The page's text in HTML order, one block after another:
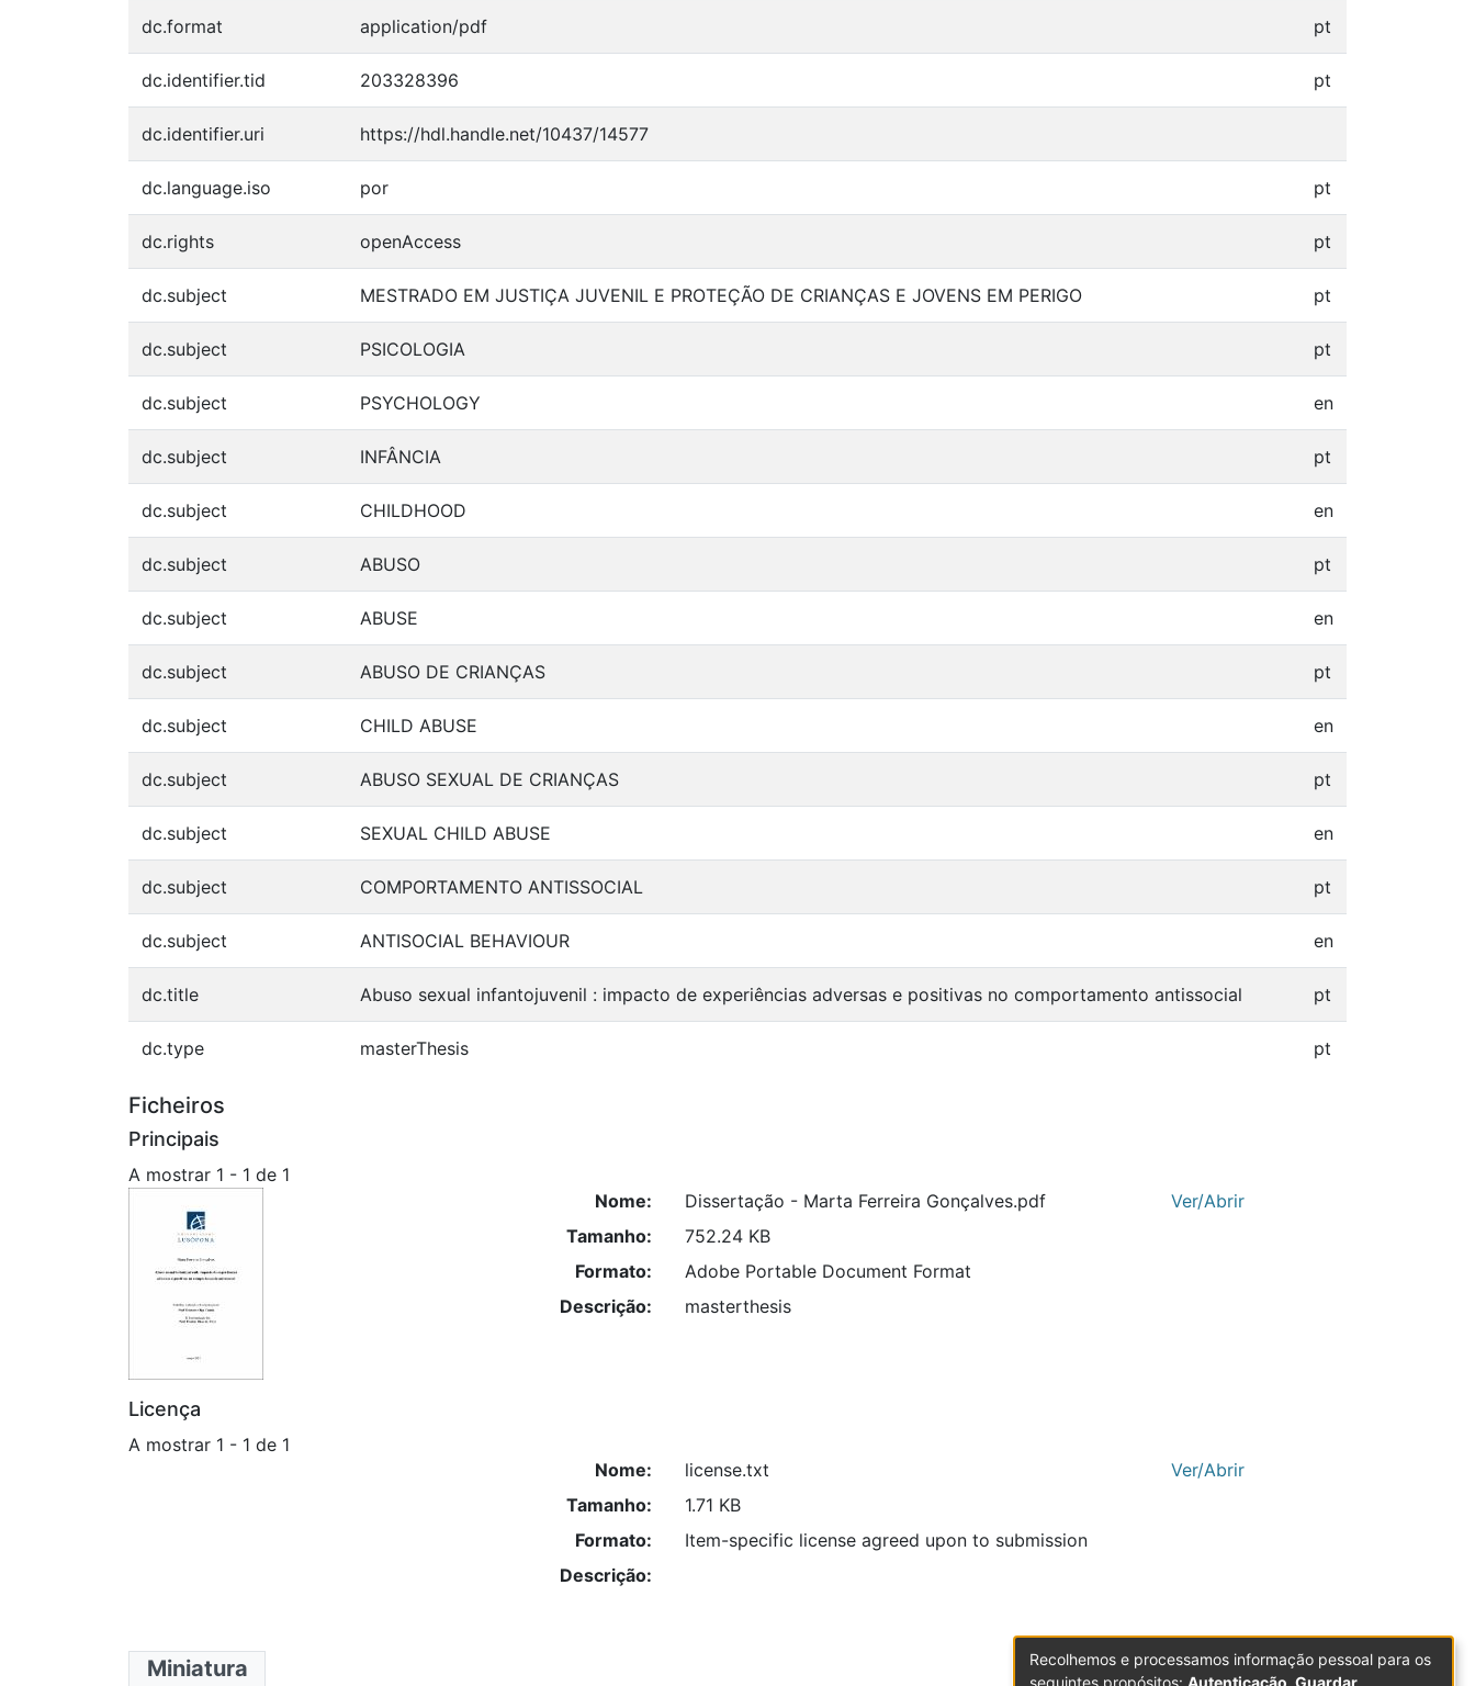
dc.format application/pdf pt
dc.identifier.tid 203328396 pt
dc.identifier.uri https://hdl.handle.net/10437/14577
dc.language.iso por pt
dc.rights openAccess pt
dc.subject MESTRADO EM JUSTIÇA JUVENIL E PROTEÇÃO DE CRIANÇAS E JOVENS EM PERIGO pt
dc.subject PSICOLOGIA pt
dc.subject PSYCHOLOGY en
dc.subject INFÂNCIA pt
dc.subject CHILDHOOD en
dc.subject ABUSO pt
dc.subject ABUSE en
dc.subject ABUSO DE CRIANÇAS pt
dc.subject CHILD ABUSE en
dc.subject ABUSO SEXUAL DE CRIANÇAS pt
dc.subject SEXUAL CHILD ABUSE en
dc.subject COMPORTAMENTO ANTISSOCIAL pt
dc.subject ANTISOCIAL BEHAVIOUR en
dc.title Abuso sexual infantojuvenil : impacto de experiências adversas e positivas no comportamento antissocial pt
dc.type masterThesis pt
Ficheiros
Principais
A mostrar 1 - 1 de 1
Nome:
Dissertação - Marta Ferreira Gonçalves.pdf
Tamanho:
752.24 KB
Formato:
Adobe Portable Document Format
Descrição:
masterthesis
Ver/Abrir
Licença
A mostrar 1 - 1 de 1
Miniatura
Nome:
license.txt
Tamanho:
1.71 KB
Formato:
Item-specific license agreed upon to submission
Descrição:
Ver/Abrir
Coleções
Recolhemos e processamos informação pessoal para os
seguintes propósitos: Autenticação, Guardar